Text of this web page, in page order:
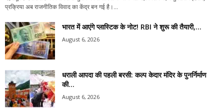
प्रक्रिया अब राजनीतिक विवाद का केंद्र बन गई है।...
भारत में आएंगे प्लास्टिक के नोट! RBI ने शुरू की तैयारी,...
August 6, 2026
धराली आपदा की पहली बरसी: कल्प केदार मंदिर के पुनर्निर्माण
की...
August 6, 2026